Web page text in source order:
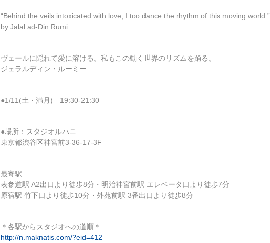
“Behind the veils intoxicated with love, I too dance the rhythm of this moving world.”
by Jalal ad-Din Rumi
ヴェールに隠れて愛に溶ける。私もこの動く世界のリズムを踊る。
ジェラルディン・ルーミー
●1/11(土・満月) 19:30-21:30
●場所：スタジオルハニ
東京都渋谷区神宮前3-36-17-3F
最寄駅 :
表参道駅 A2出口より徒歩8分・明治神宮前駅 エレベータ口より徒歩7分
原宿駅 竹下口より徒歩10分・外苑前駅 3番出口より徒歩8分
＊各駅からスタジオへの道順＊
http://n.maknatis.com/?eid=412